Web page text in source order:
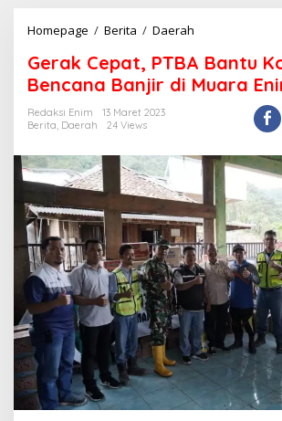
Homepage / Berita / Daerah
r
a
k
a
,
P
T
B
A
B
n
u
K
o
r
b
Gerak Cepat, PTBA Bantu
Bencana Banjir di Muara
Redaksi Enim
13 Maret 2023
Berita, Daerah 24 Views